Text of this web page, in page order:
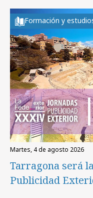
Formación y
martes, 4 de agosto 2026
Tarragona será
Publicidad